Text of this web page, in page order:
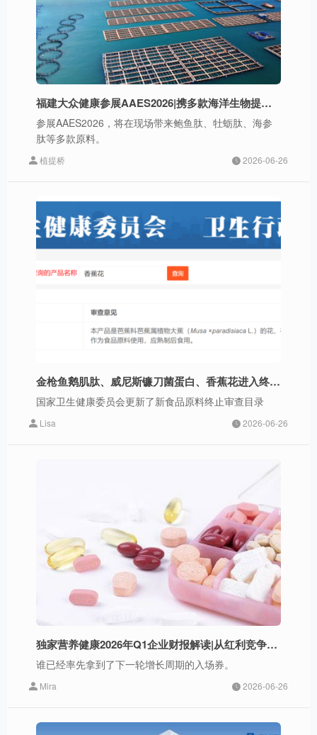
福建大众健康参展AAES2026|携多款海洋生物提取物原料重磅亮相
参展AAES2026，将在现场带来鲍鱼肽、牡蛎肽、海参
肽等多款原料。
植提桥 2026-06-26
金枪鱼鹅肌肽、威尼斯镰刀菌蛋白、香蕉花进入终止审查名单，目录累计达102个
国家卫生健康委员会更新了新食品原料终止审查目录
Lisa 2026-06-26
独家营养健康2026年Q1企业财报解读|从红利竞争到能力竞争
谁已经率先拿到了下一轮增长周期的入场券。
Mira 2026-06-26